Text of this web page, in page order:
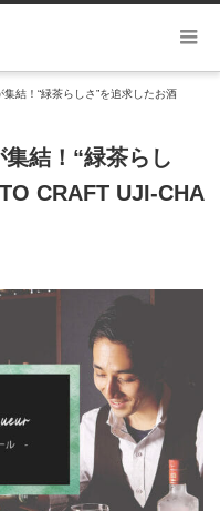
結！“緑茶らしさ”を追求したお酒
結！“緑茶らし
CRAFT UJI-CHA